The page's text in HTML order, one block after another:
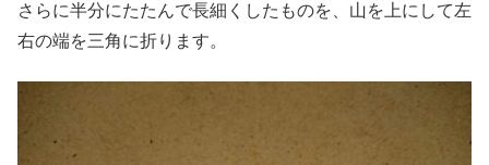
さらに半分にたたんで長細くしたものを、山を上にして左
右の端を三角に折ります。